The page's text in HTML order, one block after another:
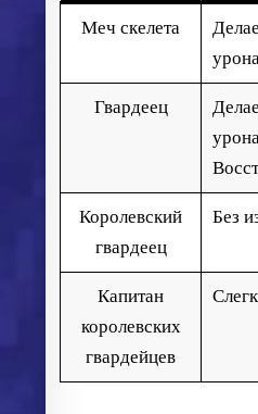
Меч скелета
Гвардеец
Королевский
гвардеец
Без
Капитан
королевских
гвардейцев